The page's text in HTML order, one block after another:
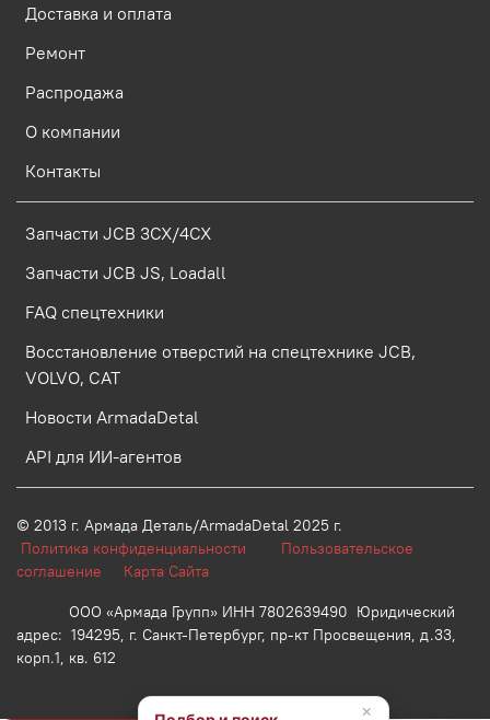
Доставка и оплата
Ремонт
Распродажа
О компании
Контакты
Запчасти JCB 3CX/4CX
Запчасти JCB JS, Loadall
FAQ спецтехники
Восстановление отверстий на спецтехнике JCB,
VOLVO, CAT
Новости ArmadaDetal
API для ИИ-агентов
© 2013 г. Армада Деталь/ArmadaDetal 2025 г.
Политика конфиденциальности
Пользовательское
соглашение Карта Сайта
ООО «Армада Групп» ИНН 7802639490 Юридический
адрес: 194295, г. Санкт-Петербург, пр-кт Просвещения, д.33,
корп.1, кв. 612
×